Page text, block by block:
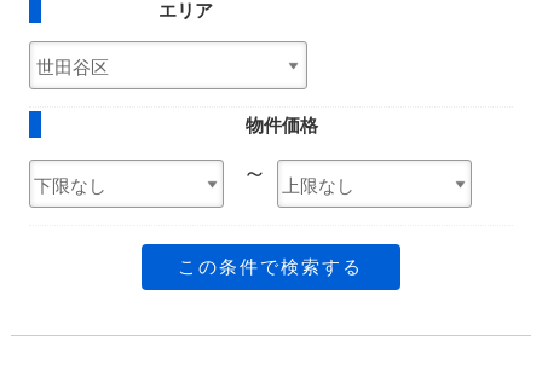
エリア
物件価格
～
この条件で検索する